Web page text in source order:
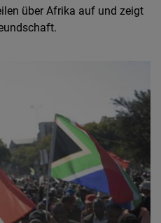
über Afrika auf und zeigt